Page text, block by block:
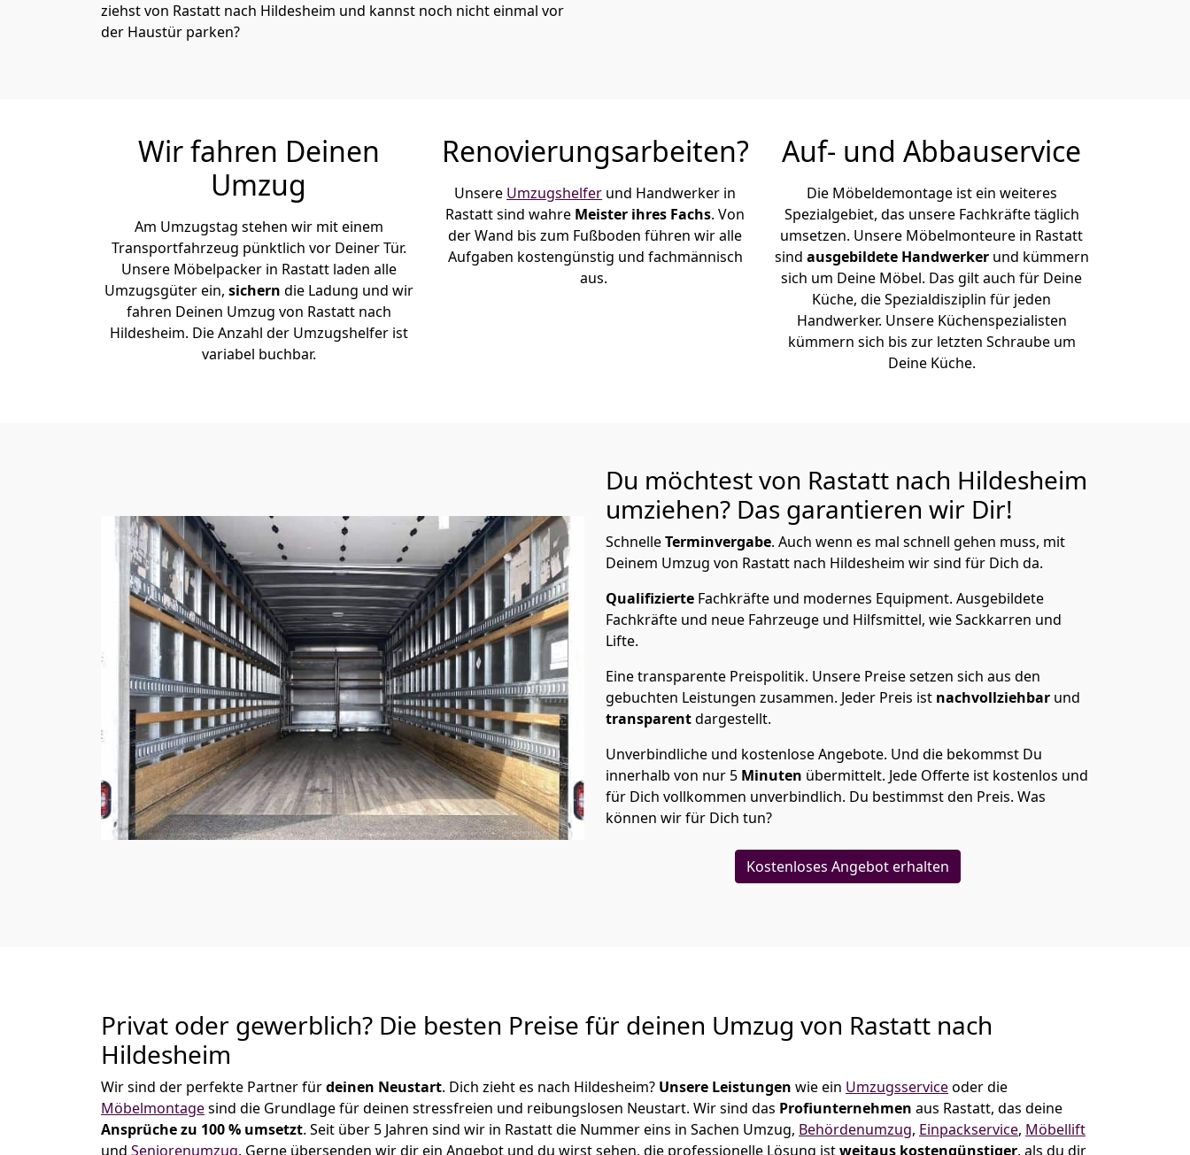
ziehst von Rastatt nach Hildesheim und kannst noch nicht einmal vor
der Haustür parken?
Wir fahren Deinen
Umzug
Am Umzugstag stehen wir mit einem
Transportfahrzeug pünktlich vor Deiner Tür.
Unsere Möbelpacker in Rastatt laden alle
Umzugsgüter ein, sichern die Ladung und wir
fahren Deinen Umzug von Rastatt nach
Hildesheim. Die Anzahl der Umzugshelfer ist
variabel buchbar.
Renovierungsarbeiten?
Unsere Umzugshelfer und Handwerker in
Rastatt sind wahre Meister ihres Fachs. Von
der Wand bis zum Fußboden führen wir alle
Aufgaben kostengünstig und fachmännisch
aus.
Auf- und Abbauservice
Die Möbeldemontage ist ein weiteres
Spezialgebiet, das unsere Fachkräfte täglich
umsetzen. Unsere Möbelmonteure in Rastatt
sind ausgebildete Handwerker und kümmern
sich um Deine Möbel. Das gilt auch für Deine
Küche, die Spezialdisziplin für jeden
Handwerker. Unsere Küchenspezialisten
kümmern sich bis zur letzten Schraube um
Deine Küche.
Du möchtest von Rastatt nach Hildesheim
umziehen? Das garantieren wir Dir!
SchnelleTerminvergabe. Auch wenn es mal schnell gehen muss, mit
Deinem Umzug von Rastatt nach Hildesheim wir sind für Dich da.
Qualifizierte Fachkräfte und modernes Equipment. Ausgebildete
Fachkräfte und neue Fahrzeuge und Hilfsmittel, wie Sackkarren und
Lifte.
Eine transparente Preispolitik. Unsere Preise setzen sich aus den
gebuchten Leistungen zusammen. Jeder Preis ist nachvollziehbar und
transparentdargestellt.
Unverbindliche und kostenlose Angebote. Und die bekommst Du
innerhalb von nur 5 Minuten übermittelt. Jede Offerte ist kostenlos und
für Dich vollkommen unverbindlich. Du bestimmst den Preis. Was
können wir für Dich tun?
Kostenloses Angebot erhalten
Privat oder gewerblich? Die besten Preise für deinen Umzug von Rastatt nach
Hildesheim
Wir sind der perfekte Partner fürdeinen Neustart. Dich zieht es nach Hildesheim? Unsere Leistungen wie ein Umzugsserviceoder die
Möbelmontagesind die Grundlage für deinen stressfreien und reibungslosen Neustart. Wir sind das Profiunternehmen aus Rastatt, das deine
Ansprüche zu 100 % umsetzt. Seit über 5 Jahren sind wir in Rastatt die Nummer eins in Sachen Umzug, Behördenumzug, Einpackservice, Möbellift
und Seniorenumzug. Gerne übersenden wir dir ein Angebot und du wirst sehen, die professionelle Lösung istweitaus kostengünstiger, als du dir